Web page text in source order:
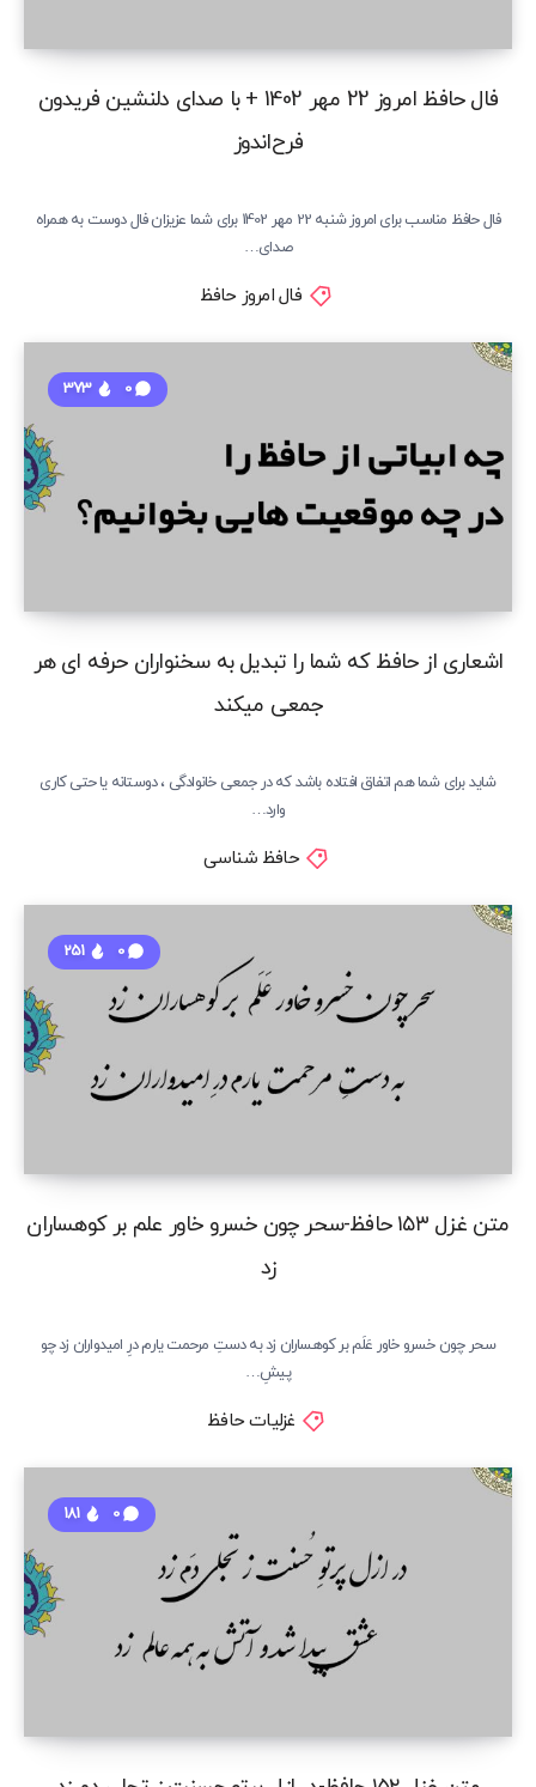
فال حافظ امروز 22 مهر 1402 + با صدای دلنشین فریدون
فرح‌اندوز
فال حافظ مناسب برای امروز شنبه 22 مهر 1402 برای شما عزیزان فال دوست به همراه
صدای…
فال امروز حافظ
اشعاری از حافظ که شما را تبدیل به سخنواران حرفه ای هر
جمعی میکند
0
373
شاید برای شما هم اتفاق افتاده باشد که در جمعی خانوادگی ، دوستانه یا حتی کاری
وارد…
حافظ شناسی
متن غزل ۱۵۳ حافظ-سحر چون خسرو خاور علم بر کوهساران
زد
0
251
سحر چون خسرو خاور عَلَم بر کوهساران زد به دستِ مرحمت یارم درِ امیدواران زد چو
پیشِ…
غزلیات حافظ
0
181